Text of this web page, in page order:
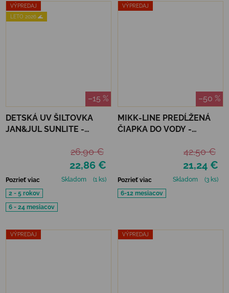
VÝPREDAJ
LETO 2026 🌊
–15 %
DETSKÁ UV ŠILTOVKA
JAN&JUL SUNLITE -
22,86 €
26,90 €
Pozrieť viac Skladom
(1 ks)
2 - 5 rokov
6 - 24 mesiacov
VÝPREDAJ
–50 %
MIKK-LINE PREDĹŽENÁ
ČIAPKA DO VODY -
21,24 €
42,50 €
Pozrieť viac Skladom
(3 ks)
6-12 mesiacov
VÝPREDAJ VÝPREDAJ